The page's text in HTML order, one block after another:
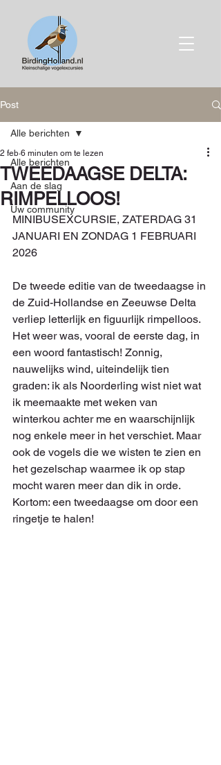
Post
Alle berichten
Aan de slag
Uw community
Alle berichten
TWEEDAAGSE DELTA:
RIMPELLOOS!
2 feb 6 minuten om te lezen
MINIBUSEXCURSIE, ZATERDAG 31
JANUARI EN ZONDAG 1 FEBRUARI
2026
De tweede editie van de tweedaagse in
de Zuid-Hollandse en Zeeuwse Delta
verliep letterlijk en figuurlijk rimpelloos.
Het weer was, vooral de eerste dag, in
een woord fantastisch! Zonnig,
nauwelijks wind, uiteindelijk tien
graden: ik als Noorderling wist niet wat
ik meemaakte met weken van
winterkou achter me en waarschijnlijk
nog enkele meer in het verschiet. Maar
ook de vogels die we wisten te zien en
het gezelschap waarmee ik op stap
mocht waren meer dan dik in orde.
Kortom: een tweedaagse om door een
ringetje te halen!